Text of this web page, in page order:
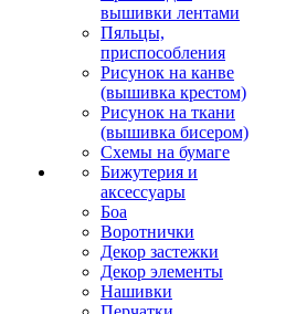
вышивки лентами
Пяльцы,
приспособления
Рисунок на канве
(вышивка крестом)
Рисунок на ткани
(вышивка бисером)
Схемы на бумаге
Бижутерия и
аксессуары
Боа
Воротнички
Декор застежки
Декор элементы
Нашивки